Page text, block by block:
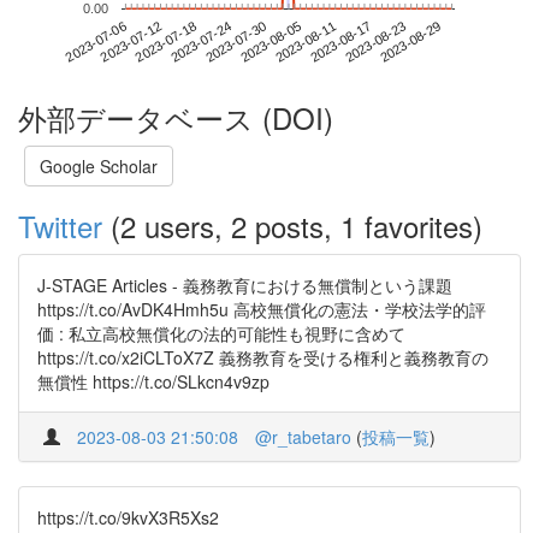
2023-07-062023-07-122023-07-182023-07-242023-07-302023-08-052023-08-112023-08-172023-08-232023-08-29
0.00
外部データベース (DOI)
Google Scholar
Twitter (2 users, 2 posts, 1 favorites)
J-STAGE Articles - 義務教育における無償制という課題
https://t.co/AvDK4Hmh5u 高校無償化の憲法・学校法学的評
価 : 私立高校無償化の法的可能性も視野に含めて
https://t.co/x2iCLToX7Z 義務教育を受ける権利と義務教育の
無償性 https://t.co/SLkcn4v9zp
2023-08-03 21:50:08 @r_tabetaro (投稿一覧)
https://t.co/9kvX3R5Xs2